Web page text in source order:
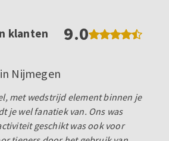
klanten
9.0
Nijmegen
met wedstrijd element binnen je
je wel fanatiek van. Ons was
geschikt was ook voor